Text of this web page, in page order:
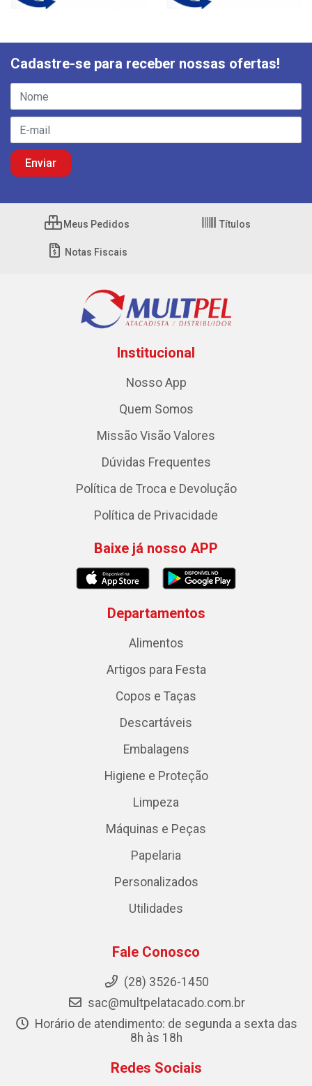
Cadastre-se para receber nossas ofertas!
Meus Pedidos Títulos
Notas Fiscais
Institucional
Nosso App
Quem Somos
Missão Visão Valores
Dúvidas Frequentes
Política de Troca e Devolução
Política de Privacidade
Baixe já nosso APP
Departamentos
Alimentos
Artigos para Festa
Copos e Taças
Descartáveis
Embalagens
Higiene e Proteção
Limpeza
Máquinas e Peças
Papelaria
Personalizados
Utilidades
Fale Conosco
(28) 3526-1450
sac@multpelatacado.com.br
Horário de atendimento: de segunda a sexta das
8h às 18h
Redes Sociais